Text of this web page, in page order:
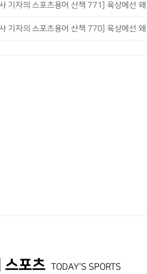
기자의 스포츠용어 산책 771] 육상에선
기자의 스포츠용어 산책 770] 육상에선
스포츠 TODAY'S SPORTS